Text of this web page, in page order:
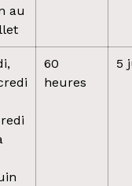
au
60
heures
5